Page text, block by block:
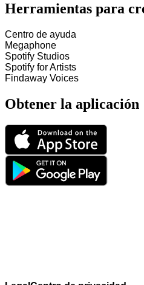
Herramientas para
Centro de ayuda
Megaphone
Spotify Studios
Spotify for Artists
Findaway Voices
Obtener la aplicación